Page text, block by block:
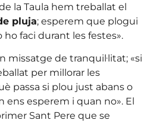
la Taula hem treballat el
pluja; esperem que plogui
faci durant les festes».
missatge de tranquil·litat; «si
per millorar les
passa si plou just abans o
ens esperem i quan no». El
Sant Pere que se